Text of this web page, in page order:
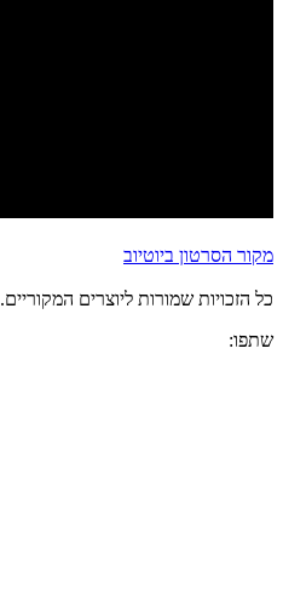
מקור הסרטון ביוטיוב
כל הזכויות שמורות ליוצרים המקוריים.
שתפו: